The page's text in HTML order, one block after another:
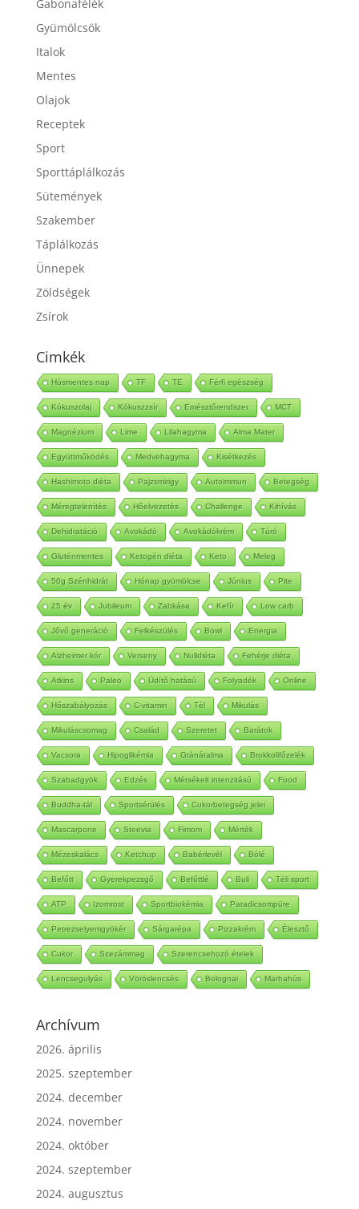
Gabonafélék
Gyümölcsök
Italok
Mentes
Olajok
Receptek
Sport
Sporttáplálkozás
Sütemények
Szakember
Táplálkozás
Ünnepek
Zöldségek
Zsírok
Cimkék
Húsmentes nap TF TE Férfi egészség
Kókuszolaj Kókuszzsír Emésztőrendszer MCT
Magnézium Lime Lilahagyma Alma Mater
Együttműködés Medvehagyma Kisétkezés
Hashimoto diéta Pajzsmirigy Autoimmun Betegség
Méregtelenítés Hőelvezetés Challenge Kihívás
Dehidratáció Avokádó Avokádókrém Túró
Gluténmentes Ketogén diéta Keto Meleg
50g Szénhidrát Hónap gyümölcse Június Pite
25 év Jubileum Zabkása Kefír Low carb
Jővő generáció Felkészülés Bowl Energia
Alzheimer kór Verseny Nulldiéta Fehérje diéta
Atkins Paleo Üdítő hatású Folyadék Online
Hőszabályozás C-vitamin Tél Mikulás
Mikuláscsomag Család Szeretet Barátok
Vacsora Hipoglikémia Gránátalma Brokkolifőzelék
Szabadgyök Edzés Mérsékelt intenzitású Food
Buddha-tál Sportsérülés Cukorbetegség jelei
Mascarpone Steevia Fimom Mérték
Mézeskalács Ketchup Babérlevél Bólé
Befőtt Gyerekpezsgő Befőttlé Buli Téli sport
ATP Izomrost Sportbiokémia Paradicsompüre
Petrezselyemgyökér Sárgarépa Pizzakrém Élesztő
Cukor Szezámmag Szerencsehozó ételek
Lencsegulyás Vöröslencsés Bolognai Marhahús
Archívum
2026. április
2025. szeptember
2024. december
2024. november
2024. október
2024. szeptember
2024. augusztus